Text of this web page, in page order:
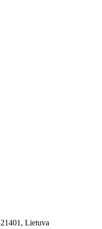
Lietuva